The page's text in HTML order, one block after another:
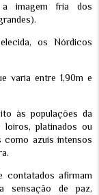
a imagem fria dos
os Nórdicos
varia entre 1,90m e
às populações da
loiros, platinados ou
como azuis intensos
afirmam
sensação de paz,